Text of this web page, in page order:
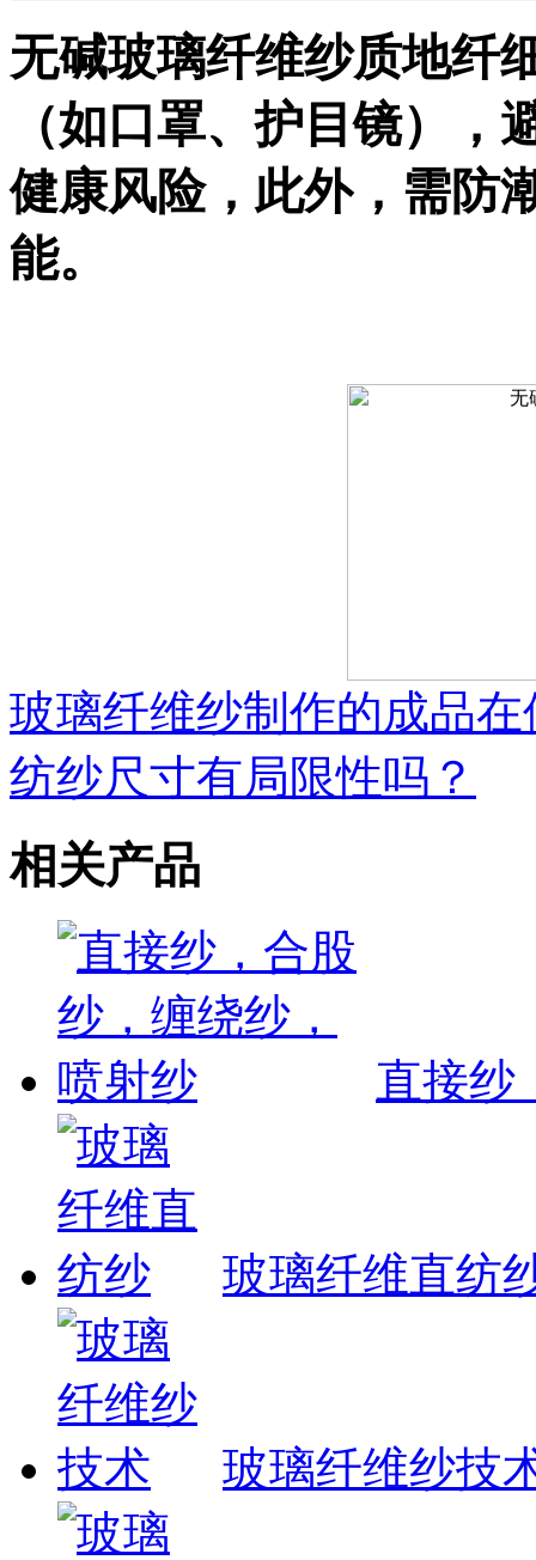
无碱玻璃纤维纱质地纤
（如口罩、护目镜）
健康风险，此外，需防
能。
玻璃纤维纱制作的成品
纺纱尺寸有局限性吗？
相关产品
直接纱
玻璃纤维直纺
玻璃纤维纱技